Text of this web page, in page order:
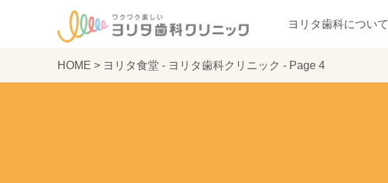
ヨリタ歯科について
HOME > ヨリタ食堂 - ヨリタ歯科クリニック - Page 4